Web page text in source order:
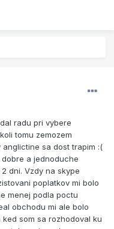
radu pri vybere
tomu zemozem
sa dost trapim :(
a jednoduche
dni. Vzdy na skype
poplatkov mi bolo
menej podla poctu
obchodu mi ale bolo
som sa rozhodoval ku